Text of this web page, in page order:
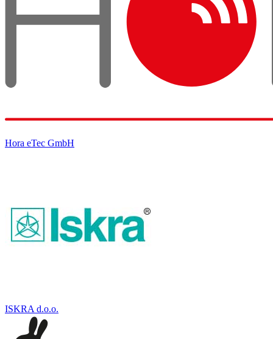
Hora eTec GmbH
ISKRA d.o.o.